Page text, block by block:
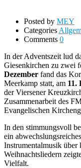
Posted by MEY
Categories
Comments 0
In der Adventszeit lud
Giesenkirchen zu zwei
Dezember fand das
Meerkamp statt, am 11.
der Viersener
Zusammenarbeit des
Evangelischen
In den stimmungsvoll
ein abwechslungsreiches
Instrumentalmusik über
Weihnachtsliedern
Vielfalt.